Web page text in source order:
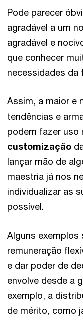
Pode parecer
agradável a um
agradável e
que conhecer
necessidades da
Assim, a maior e
tendências e
podem fazer uso
customização
lançar mão de
maestria já nos
individualizar as
possível.
Alguns exemplos
remuneração
e dar poder de
envolve desde a
exemplo, a
de mérito, como